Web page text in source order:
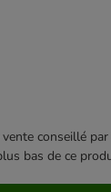
conseillé
bas de ce